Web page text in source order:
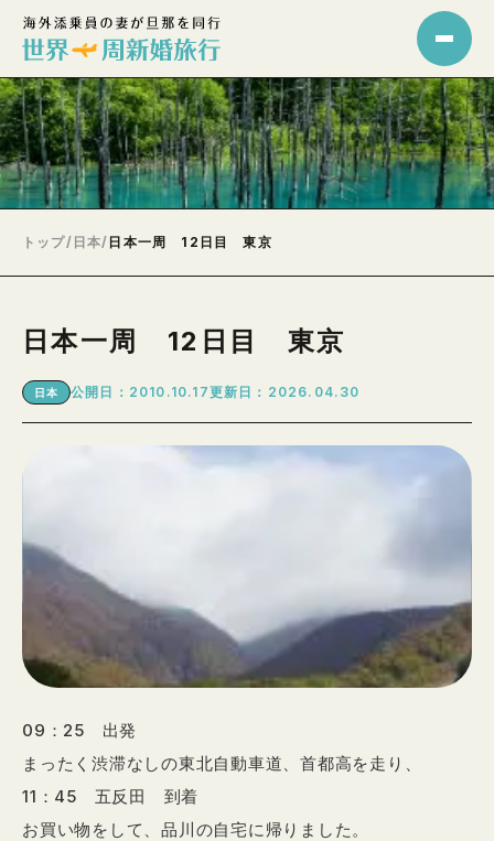
トップ/ 日本/ 日本一周 12日目 東京
日本一周 12日目 東京
日本 公開日：2010.10.17更新日：2026.04.30
09：25 出発
まったく渋滞なしの東北自動車道、首都高を走り、
11：45 五反田 到着
お買い物をして、品川の自宅に帰りました。